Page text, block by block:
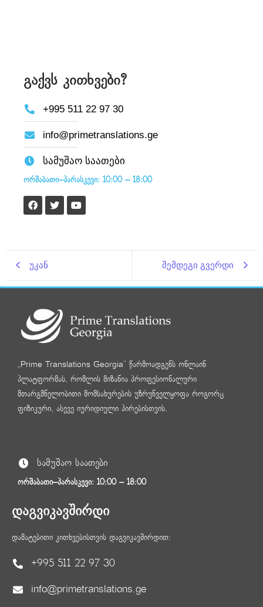
გაქვს კითხვები?
+995 511 22 97 30
info@primetranslations.ge
სამუშაო საათები
ორშაბათი–პარასკევი: 10:00 – 18:00
უკან შემდეგი გვერდი
„Prime Translations Georgia“ წარმოადგენს ონლაინ
პლატფორმას, რომლის მიზანია პროფესიონალური
მთარგმნელობითი მომსახურების უზრუნველყოფა როგორც
ფიზიკური, ასევე იურიდიული პირებისთვის.
სამუშაო საათები
ორშაბათი–პარასკევი: 10:00 – 18:00
დაგვიკავშირდი
დამატებითი კითხვებისთვის დაგვიკავშირდით:
+995 511 22 97 30
info@primetranslations.ge